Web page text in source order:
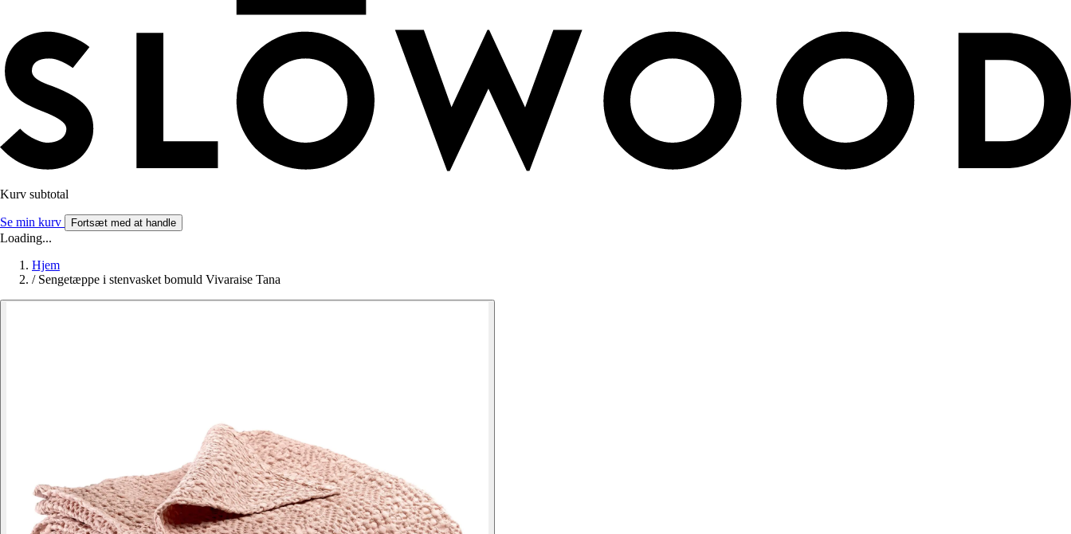
Kurv subtotal
Se min kurv Fortsæt med at handle
Loading...
Hjem
/ Sengetæppe i stenvasket bomuld Vivaraise Tana